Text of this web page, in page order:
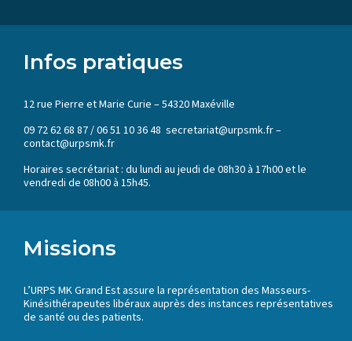
Infos pratiques
12 rue Pierre et Marie Curie – 54320 Maxéville
09 72 62 68 87 / 06 51 10 36 48 secretariat@urpsmk.fr –
contact@urpsmk.fr
Horaires secrétariat : du lundi au jeudi de 08h30 à 17h00 et le
vendredi de 08h00 à 15h45.
Missions
L’URPS MK Grand Est assure la représentation des Masseurs-
Kinésithérapeutes libéraux auprès des instances représentatives
de santé ou des patients.